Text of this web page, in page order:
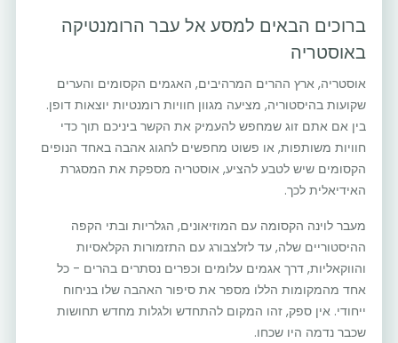
ברוכים הבאים למסע אל עבר הרומנטיקה
באוסטריה
אוסטריה, ארץ ההרים המרהיבים, האגמים הקסומים והערים
שקועות בהיסטוריה, מציעה מגוון חוויות רומנטיות יוצאות דופן.
בין אם אתם זוג שמחפש להעמיק את הקשר ביניכם תוך כדי
חוויות משותפות, או פשוט מחפשים לחגוג אהבה באחד הנופים
הקסומים שיש לטבע להציע, אוסטריה מספקת את המסגרת
האידיאלית לכך.
מעבר לוינה הקסומה עם המוזיאונים, הגלריות ובתי הקפה
ההיסטוריים שלה, עד לזלצבורג עם התזמורות הקלאסיות
והווקאליות, דרך אגמים עלומים וכפרים נסתרים בהרים - כל
אחד מהמקומות הללו מספר את סיפור האהבה שלו בניחוח
ייחודי. אין ספק, זהו המקום להתחדש ולגלות מחדש תחושות
שכבר נדמה היו שכחו.